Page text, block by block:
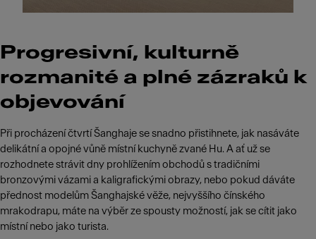
Progresivní, kulturně
rozmanité a plné zázraků k
objevování
Při procházení čtvrtí Šanghaje se snadno přistihnete, jak nasáváte
delikátní a opojné vůně místní kuchyně zvané Hu. A ať už se
rozhodnete strávit dny prohlížením obchodů s tradičními
bronzovými vázami a kaligrafickými obrazy, nebo pokud dáváte
přednost modelům Šanghajské věže, nejvyššího čínského
mrakodrapu, máte na výběr ze spousty možností, jak se cítit jako
místní nebo jako turista.